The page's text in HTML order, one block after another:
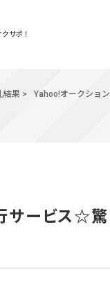
サポ！
結果 > Yahoo!オークショ
ービス☆驚